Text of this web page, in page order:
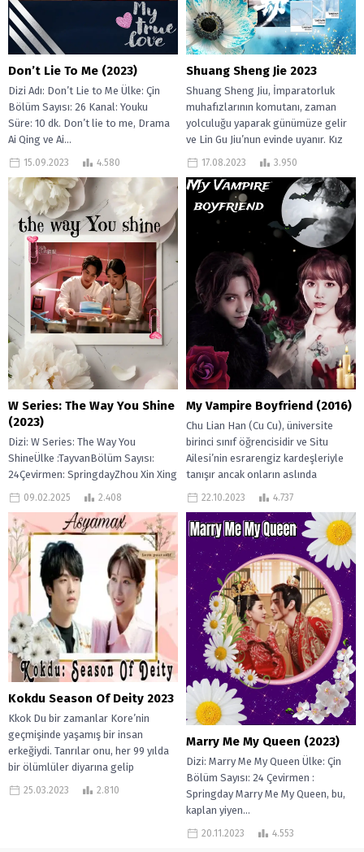
Don’t Lie To Me (2023)
Dizi Adı: Don’t Lie to Me Ülke: Çin
Bölüm Sayısı: 26 Kanal: Youku
Süre: 10 dk. Don’t lie to me, Drama
Ai Qing ve Ai...
15.09.2023 4.580
Shuang Sheng Jie 2023
Shuang Sheng Jiu, İmparatorluk
muhafızlarının komutanı, zaman
yolculuğu yaparak günümüze gelir
ve Lin Gu Jiu’nun evinde uyanır. Kız
hiç düşünmeden...
17.08.2023 3.950
W Series: The Way You Shine
(2023)
Dizi: W Series: The Way You
ShineÜlke :TayvanBölüm Sayısı:
24Çevirmen: SpringdayZhou Xin Xing
çok şey yaşamış genç bir kadındır.
09.02.2025 2.408
My Vampire Boyfriend (2016)
Chu Lian Han (Cu Cu), üniversite
birinci sınıf öğrencisidir ve Situ
Ailesi’nin esrarengiz kardeşleriyle
tanışır ancak onların aslında
babasının gizemli...
22.10.2023 4.737
Kokdu Season Of Deity 2023
Kkok Du bir zamanlar Kore’nin
geçmişinde yaşamış bir insan
erkeğiydi. Tanrılar onu, her 99 yılda
bir ölümlüler diyarına gelip
insanları...
25.03.2023 2.810
Marry Me My Queen (2023)
Dizi: Marry Me My Queen Ülke: Çin
Bölüm Sayısı: 24 Çevirmen :
Springday Marry Me My Queen, bu,
kaplan yiyen...
20.11.2023 4.553